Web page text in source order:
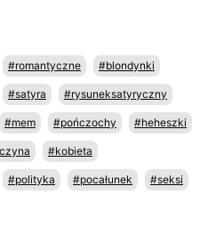
#romantyczne #blondynki
#satyra #rysuneksatyryczny
#mem #pończochy #heheszki
#kobieta
#polityka #pocałunek #seksi